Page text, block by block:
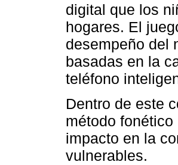
digital que los
hogares. El
desempeño del
basadas en la
teléfono
Dentro de este
método
impacto en la
vulnerables.